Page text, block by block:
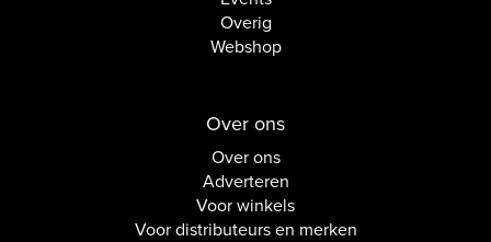
Overig
Webshop
Over ons
Over ons
Adverteren
Voor winkels
Voor distributeurs en merken